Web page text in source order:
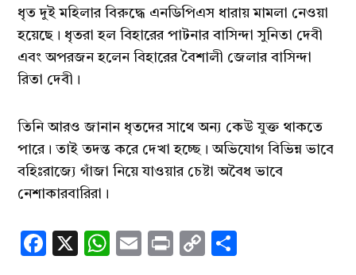
ধৃত দুই মহিলার বিরুদ্ধে এনডিপিএস ধারায় মামলা নেওয়া
হয়েছে। ধৃতরা হল বিহারের পাটনার বাসিন্দা সুনিতা দেবী
এবং অপরজন হলেন বিহারের বৈশালী জেলার বাসিন্দা
রিতা দেবী।
তিনি আরও জানান ধৃতদের সাথে অন্য কেউ যুক্ত থাকতে
পারে। তাই তদন্ত করে দেখা হচ্ছে। অভিযোগ বিভিন্ন ভাবে
বহিঃরাজ্যে গাঁজা নিয়ে যাওয়ার চেষ্টা অবৈধ ভাবে
নেশাকারবারিরা।
Facebook
X WhatsApp
EmailPrintCopy